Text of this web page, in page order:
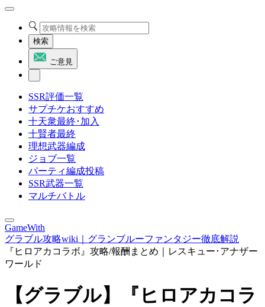
検索
ご意見
SSR評価一覧
サプチケおすすめ
十天衆最終･加入
十賢者最終
理想武器編成
ジョブ一覧
パーティ編成投稿
SSR武器一覧
マルチバトル
GameWith
グラブル攻略wiki｜グランブルーファンタジー徹底解説
『ヒロアカコラボ』攻略/報酬まとめ｜レスキュー･アナザー
ワールド
【グラブル】『ヒロアカコラ